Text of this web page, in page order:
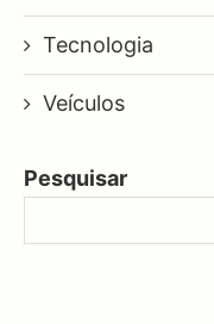
Tecnologia
Veículos
Pesquisar